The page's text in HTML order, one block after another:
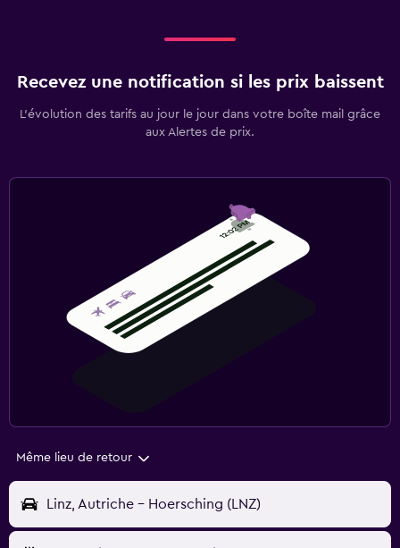
Recevez une notification si les prix baissent
L’évolution des tarifs au jour le jour dans votre boîte mail grâce
aux Alertes de prix.
Même lieu de retour
Linz, Autriche - Hoersching (LNZ)